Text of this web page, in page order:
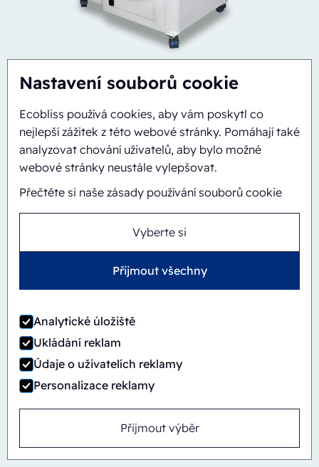
Nastavení souborů cookie
Ecobliss používá cookies, aby vám poskytl co
nejlepší zážitek z této webové stránky. Pomáhají také
analyzovat chování uživatelů, aby bylo možné
webové stránky neustále vylepšovat.
Přečtěte si naše zásady používání souborů cookie
Vyberte si
Přijmout všechny
Analytické úložiště
Ukládání reklam
Údaje o uživatelích reklamy
Personalizace reklamy
Přijmout výběr
AutomatickýInline
CBS/PH30-1428-CS